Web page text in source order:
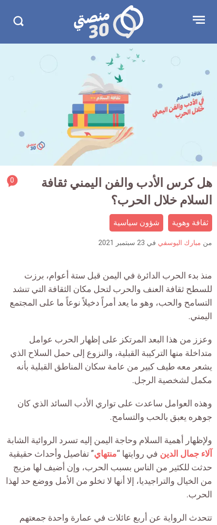
الإعلان
منصتي
30
0
هل كرس الأدب والفن اليمني ثقافة
السلام خلال الحرب؟
ثقافة وهوية شؤون سياسية
من مبارك اليوسفي في 23 سبتمبر 2021
منذ بدء الحرب الدائرة في اليمن قبل ستة أعوام، برزت
للسطح ثقافة العنف والحرب لتحل مكان الثقافة التي تنشد
التسامح والحب، وهو ما يعد أمراً دخيلاً نوعاً ما على المجتمع
اليمني.
وعزز من هذا البعد المرتكز على إظهار الحرب عوامل
متداخلة منها التركيبة القبلية، والنزوع إلى حمل السلاح الذي
يشعر معه طيف كبير من عامة سكان المناطق القبلية بأنه
مكمل لشخصية الرجل.
وهذه العوامل ساعدت على تواري الأدب السائد الذي كان
جوهره يعبق بالحب والتسامح.
ولإظهار أهمية السلام وحاجة اليمن إليه تسرد الروائية الشابة
آلاء جمال الدين في روايتها “منتهاي” تفاصيل وأحداث حقيقية
حدثت للكثير من الناس بسبب الحرب، وإن أضيف لها مزيج
من الخيال والتراجيديا، إلا أنها لا تخلو من الأمل ووضع حد لهذا
الحرب.
تتحدث الرواية عن أربع عائلات في عمارة واحدة جمعتهم